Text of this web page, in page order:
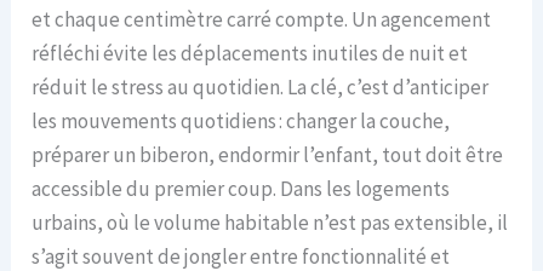
et chaque centimètre carré compte. Un agencement
réfléchi évite les déplacements inutiles de nuit et
réduit le stress au quotidien. La clé, c’est d’anticiper
les mouvements quotidiens : changer la couche,
préparer un biberon, endormir l’enfant, tout doit être
accessible du premier coup. Dans les logements
urbains, où le volume habitable n’est pas extensible, il
s’agit souvent de jongler entre fonctionnalité et